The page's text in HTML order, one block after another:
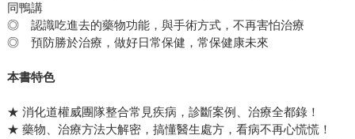
同鴨講
◎ 認識吃進去的藥物功能，與手術方式，不再害怕治療
◎ 預防勝於治療，做好日常保健，常保健康未來
本書特色
★ 消化道權威團隊整合常見疾病，診斷案例、治療全都錄！
★ 藥物、治療方法大解密，搞懂醫生處方，看病不再心慌慌！